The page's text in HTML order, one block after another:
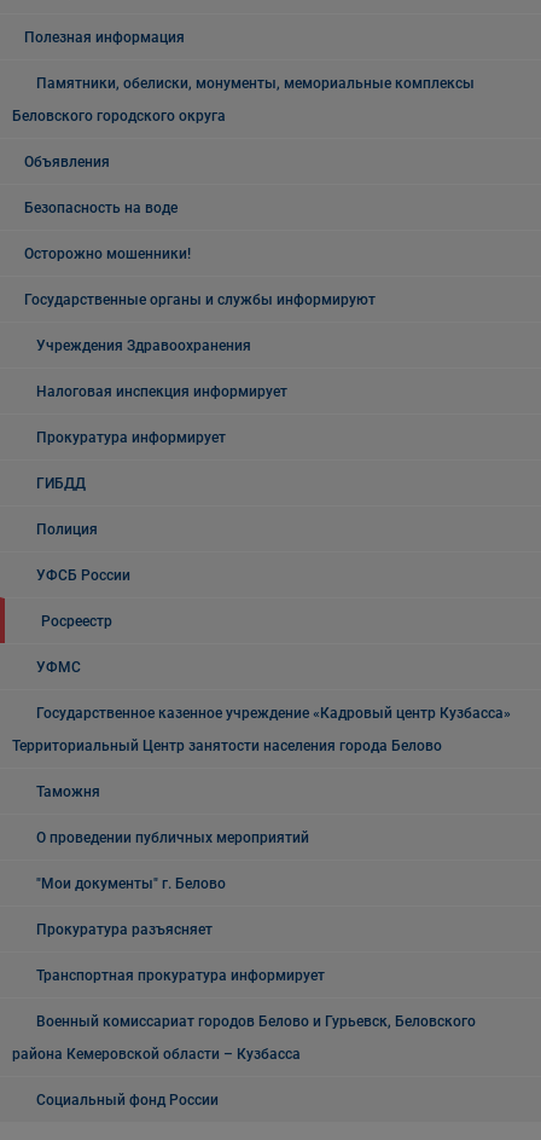
Полезная информация
Памятники, обелиски, монументы, мемориальные комплексы
Беловского городского округа
Объявления
Безопасность на воде
Осторожно мошенники!
Государственные органы и службы информируют
Учреждения Здравоохранения
Налоговая инспекция информирует
Прокуратура информирует
ГИБДД
Полиция
УФСБ России
Росреестр
УФМС
Государственное казенное учреждение «Кадровый центр Кузбасса»
Территориальный Центр занятости населения города Белово
Таможня
О проведении публичных мероприятий
"Мои документы" г. Белово
Прокуратура разъясняет
Транспортная прокуратура информирует
Военный комиссариат городов Белово и Гурьевск, Беловского
района Кемеровской области – Кузбасса
Социальный фонд России